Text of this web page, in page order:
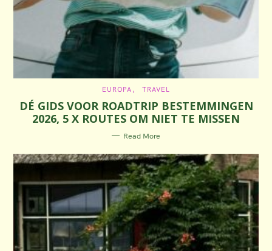
T
E
G
O
R
I
S
EUROPA TRAVEL
DÉ GIDS VOOR ROADTRIP BESTEMMINGEN
2026, 5 X ROUTES OM NIET TE MISSEN
Read More